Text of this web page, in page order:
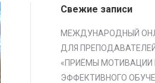
Свежие записи
МЕЖДУНАРОДНЫЙ
ДЛЯ
«ПРИЁМЫ МОТИВАЦИИ
ЭФФЕКТИВНОГО